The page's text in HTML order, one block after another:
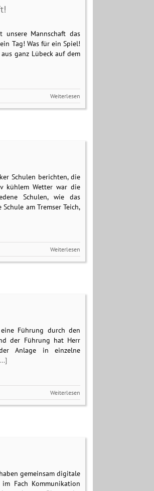
unsere Mannschaft das
Tag! Was für ein Spiel!
ganz Lübeck auf dem
Weiterlesen
Schulen berichten, die
kühlem Wetter war die
Schulen, wie das
am Tremser Teich,
Weiterlesen
Führung durch den
der Führung hat Herr
Anlage in einzelne
Weiterlesen
gemeinsam digitale
Fach Kommunikation